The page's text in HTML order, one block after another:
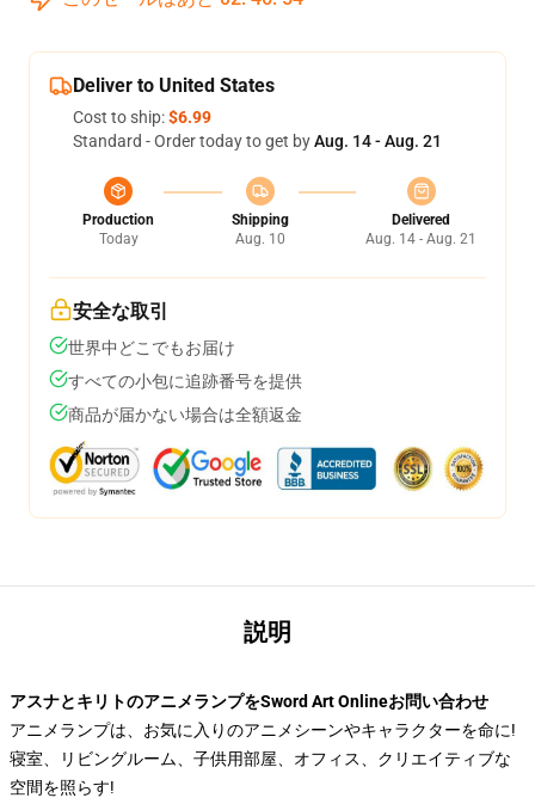
Deliver to United States
Cost to ship:$6.99
Standard - Order today to get byAug. 14 - Aug. 21
Production
Today
Shipping
Aug. 10
Delivered
Aug. 14 - Aug. 21
安全な取引
世界中どこでもお届け
すべての小包に追跡番号を提供
商品が届かない場合は全額返金
説明
アスナとキリトのアニメランプをSword Art Onlineお問い合わせ
アニメランプは、お気に入りのアニメシーンやキャラクターを命に!
寝室、リビングルーム、子供用部屋、オフィス、クリエイティブな
空間を照らす!